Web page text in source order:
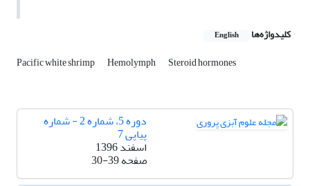
کلیدواژه‌ها English
Pacific white shrimp Hemolymph Steroid hormones
دوره 5، شماره 2 - شماره
پیاپی 7
اسفند 1396
صفحه30-39